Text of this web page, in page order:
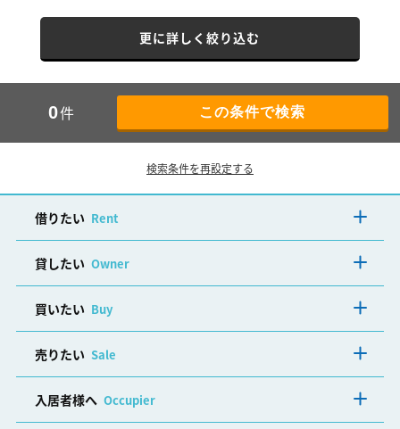
更に詳しく絞り込む
0件
検索条件を再設定する
借りたい Rent
貸したい Owner
買いたい Buy
売りたい Sale
入居者様へ Occupier